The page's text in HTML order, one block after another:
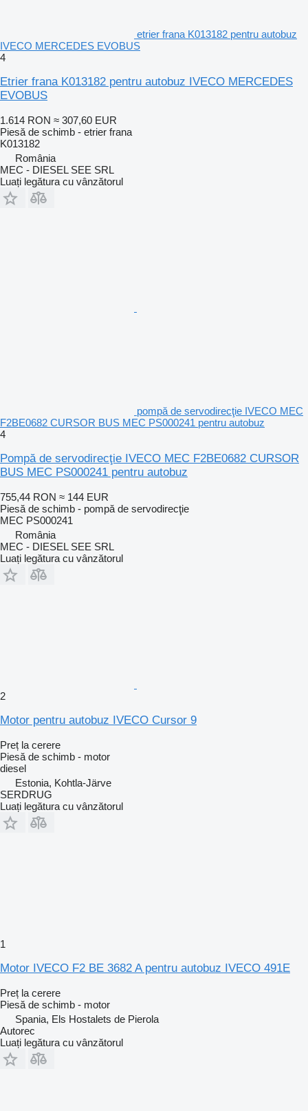
etrier frana K013182 pentru autobuz
IVECO MERCEDES EVOBUS
4
Etrier frana K013182 pentru autobuz IVECO MERCEDES
EVOBUS
1.614 RON ≈ 307,60 EUR
Piesă de schimb - etrier frana
K013182
România
MEC - DIESEL SEE SRL
Luați legătura cu vânzătorul
pompă de servodirecţie IVECO MEC
F2BE0682 CURSOR BUS MEC PS000241 pentru autobuz
4
Pompă de servodirecţie IVECO MEC F2BE0682 CURSOR
BUS MEC PS000241 pentru autobuz
755,44 RON ≈ 144 EUR
Piesă de schimb - pompă de servodirecţie
MEC PS000241
România
MEC - DIESEL SEE SRL
Luați legătura cu vânzătorul
2
Motor pentru autobuz IVECO Cursor 9
Preț la cerere
Piesă de schimb - motor
diesel
Estonia, Kohtla-Järve
SERDRUG
Luați legătura cu vânzătorul
1
Motor IVECO F2 BE 3682 A pentru autobuz IVECO 491E
Preț la cerere
Piesă de schimb - motor
Spania, Els Hostalets de Pierola
Autorec
Luați legătura cu vânzătorul